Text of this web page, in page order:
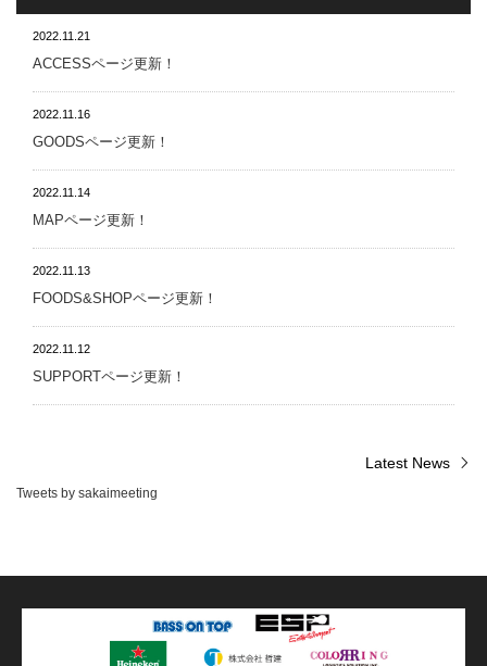
2022.11.21
ACCESSページ更新！
2022.11.16
GOODSページ更新！
2022.11.14
MAPページ更新！
2022.11.13
FOODS&SHOPページ更新！
2022.11.12
SUPPORTページ更新！
Latest News
Tweets by sakaimeeting